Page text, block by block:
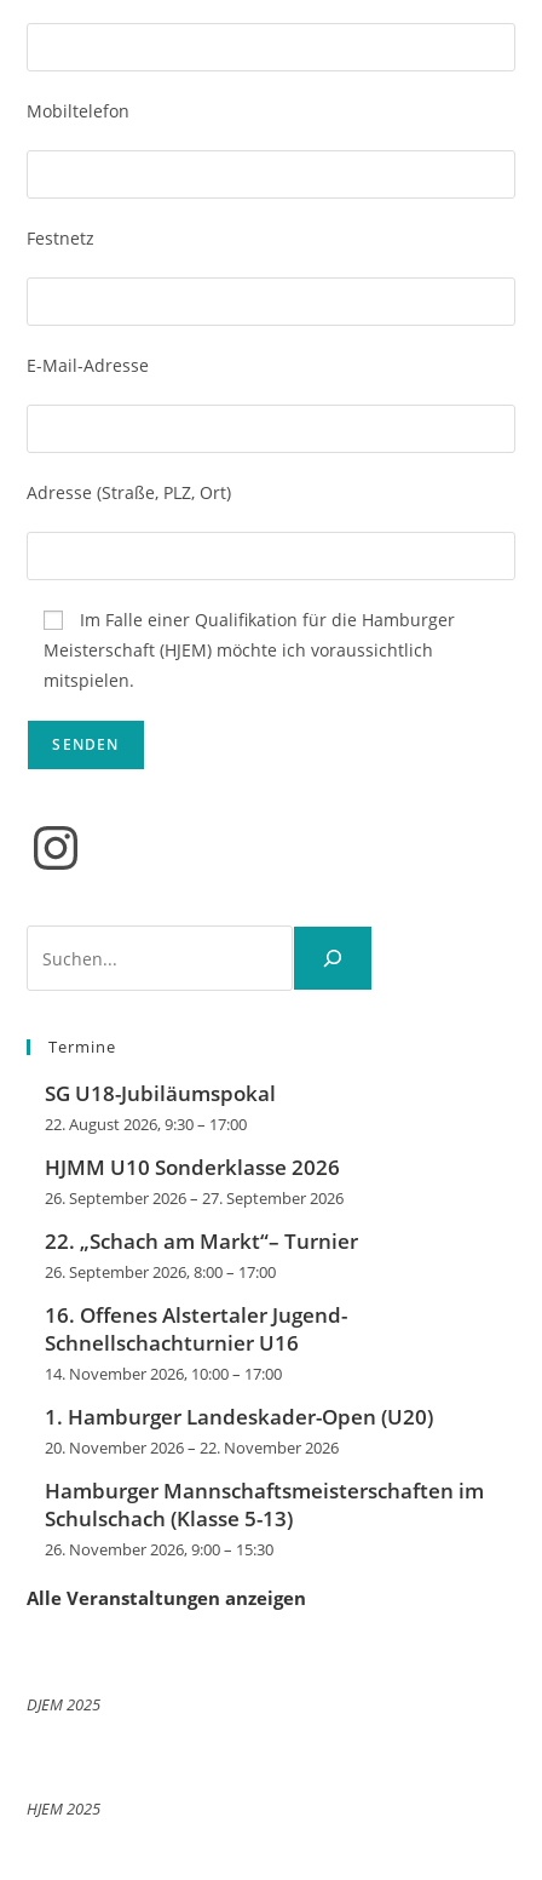
Mobiltelefon
Festnetz
E-Mail-Adresse
Adresse (Straße, PLZ, Ort)
Im Falle einer Qualifikation für die Hamburger
Meisterschaft (HJEM) möchte ich voraussichtlich
mitspielen.
Instagram
Termine
SG U18-Jubiläumspokal
22. August 2026, 9:30– 17:00
HJMM U10 Sonderklasse 2026
26. September 2026–27. September 2026
22. „Schach am Markt“– Turnier
26. September 2026, 8:00– 17:00
16. Offenes Alstertaler Jugend-
Schnellschachturnier U16
14. November 2026, 10:00– 17:00
1. Hamburger Landeskader-Open (U20)
20. November 2026–22. November 2026
Hamburger Mannschaftsmeisterschaften im
Schulschach (Klasse 5-13)
26. November 2026, 9:00– 15:30
Alle Veranstaltungen anzeigen
DJEM 2025
HJEM 2025